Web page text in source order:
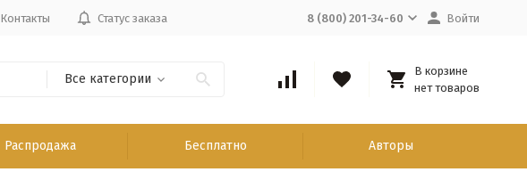
Контакты Статус заказа 8 (800) 201-34-60 Войти
Все категории
В корзине
нет товаров
Распродажа Бесплатно Авторы